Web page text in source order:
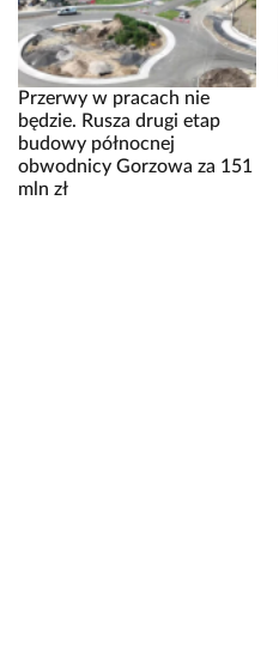
Przerwy w pracach nie
będzie. Rusza drugi etap
budowy północnej
obwodnicy Gorzowa za 151
mln zł